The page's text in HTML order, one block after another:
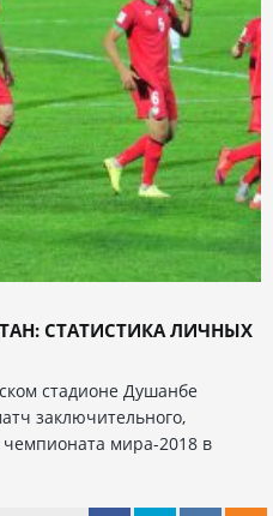
СТАТИСТИКА ЛИЧНЫХ
стадионе Душанбе
заключительного,
чемпионата мира-2018 в